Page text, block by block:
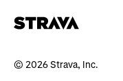
© 2026 Strava, Inc.